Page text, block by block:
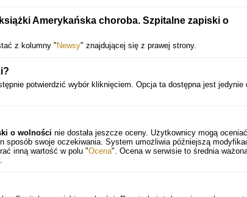
Amerykańska choroba. Szpitalne zapiski o
z kolumny " Newsy" znajdującej się z prawej strony.
potwierdzić wybór kliknięciem. Opcja ta dostępna jest jedynie
o wolności nie dostała jeszcze oceny. Użytkownicy mogą
sposób swoje oczekiwania. System umożliwia późniejszą
inną wartość w polu "Ocena". Ocena w serwisie to średnia